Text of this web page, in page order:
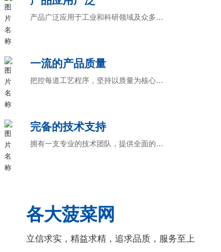
产品广泛应用于工业和科研领域及众多知
一流的产品质量
把控每道工艺程序，坚持以质量为核心的
完备的技术支持
拥有一支专业的技术团队，提供全面的技
各大菠菜网
立信求实，精益求精，追求品质，服务至上